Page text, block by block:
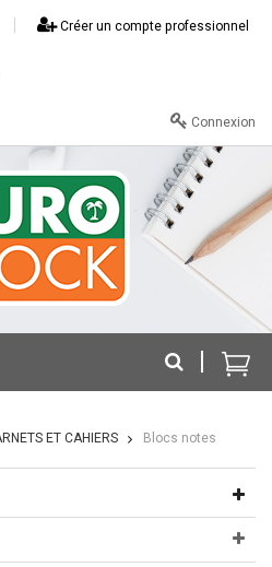
Créer un compte professionnel
Connexion
ET CAHIERS Blocs notes